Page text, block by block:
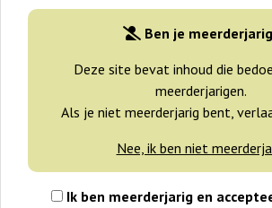
Ben je
Deze site bevat inhoud die
meerderjarigen.
Als je niet meerderjarig bent,
Nee, ik ben niet
Ik ben meerderjarig en